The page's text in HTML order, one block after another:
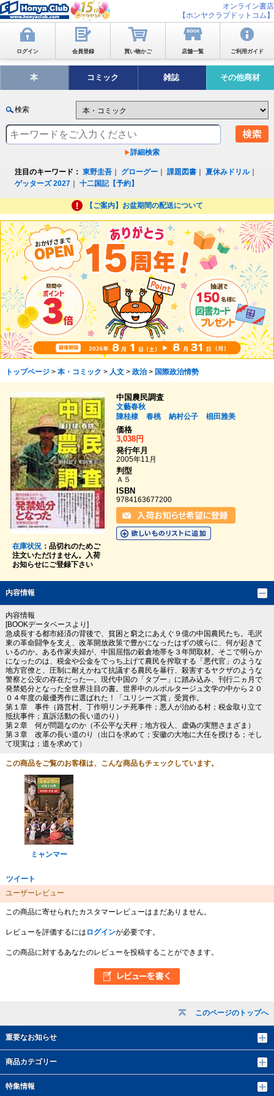
オンライン書店
【ホンヤクラブドットコム】
ログイン 会員登録 買い物かご 店舗一覧 ご利用ガイド
本 コミック 雑誌 その他商材
検索
詳細検索
注目のキーワード： 東野圭吾 グローグー ｜課題図書 ｜夏休みドリル｜
ゲッターズ 2027 ｜十二国記【予約】
【ご案内】お盆期間の配送について
このページのトップへ
重要なお知らせ
商品カテゴリー
特集情報
トップページ> 本・コミック > 人文> 政治> 国際政治情勢
在庫状況：品切れのためご
注文いただけません。入荷
お知らせにご登録下さい
中国農民調査
文藝春秋
陳桂棣
春桃 納村公子
椙田雅美
価格
3,038円
発行年月
2005年11月
判型
Ａ５
ISBN
9784163677200
内容情報
内容情報
[BOOKデータベースより]
急成長する都市経済の背後で、貧困と窮之にあえぐ９億の中国農民たち。毛沢
東の革命闘争を支え、改革開放政策で豊かになったはずの彼らに、何が起きて
いるのか。ある作家夫婦が、中国屈指の穀倉地帯を３年間取材。そこで明らか
になったのは、税金や公金をでっち上げて農民を搾取する「悪代官」のような
地方官僚と、圧制に耐えかねて抗議する農民を暴行、殺害するヤクザのような
警察と公安の存在だった―。現代中国の「タブー」に踏み込み、刊行二ヵ月で
発禁処分となった全世界注目の書。世界中のルポルタージュ文学の中から２０
０４年度の最優秀作に選ばれた！「ユリシーズ賞」受賞作。
第１章 事件（路営村、丁作明リンチ死事件；悪人が治める村；税金取り立て
抵抗事件；直訴活動の長い道のり）
第２章 何が問題なのか（不公平な天秤；地方役人、虚偽の実態さまざま）
第３章 改革の長い道のり（出口を求めて；安徽の大地に大任を授ける；そし
て現実は；道を求めて）
この商品をご覧のお客様は、こんな商品もチェックしています。
ミャンマー
ツイート
ユーザーレビュー
この商品に寄せられたカスタマーレビューはまだありません。
レビューを評価するには ログインが必要です。
この商品に対するあなたのレビューを投稿することができます。